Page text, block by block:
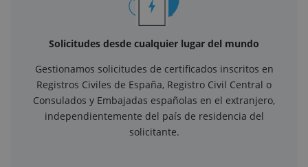
Solicitudes desde cualquier lugar del mundo
Gestionamos solicitudes de certificados inscritos en
Registros Civiles de España, Registro Civil Central o
Consulados y Embajadas españolas en el extranjero,
independientemente del país de residencia del
solicitante.